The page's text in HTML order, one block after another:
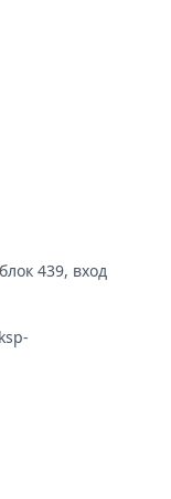
439, вход